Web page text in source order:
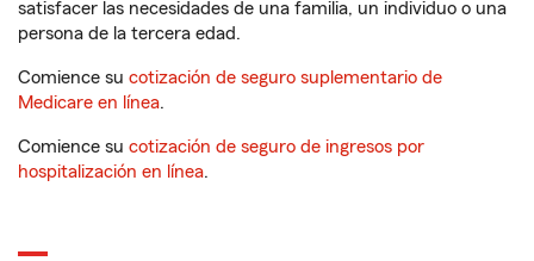
satisfacer las necesidades de una familia, un individuo o una
persona de la tercera edad.
Comience su cotización de seguro suplementario de
Medicare en línea.
Comience su cotización de seguro de ingresos por
hospitalización en línea.